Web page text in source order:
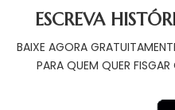
ESCREVA
BAIXE AGORA
PARA QUEM QUER